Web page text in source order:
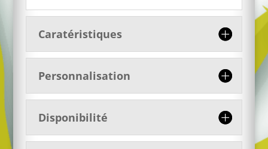
Caratéristiques
Personnalisation
Disponibilité